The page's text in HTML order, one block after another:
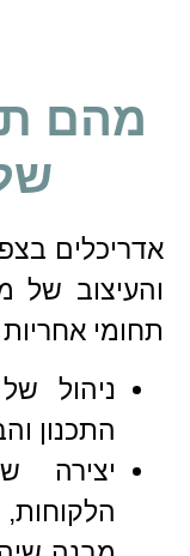
מהם
אדריכלים
והעיצוב של
תחומי אחריות
ניהול
התכנון
יצירה